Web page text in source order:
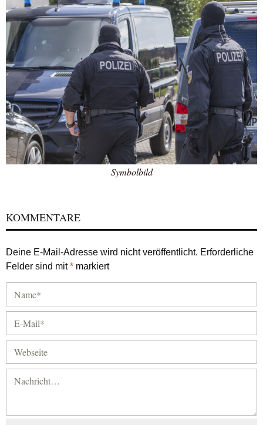
Symbolbild
KOMMENTARE
Deine E-Mail-Adresse wird nicht veröffentlicht. Erforderliche
Felder sind mit* markiert